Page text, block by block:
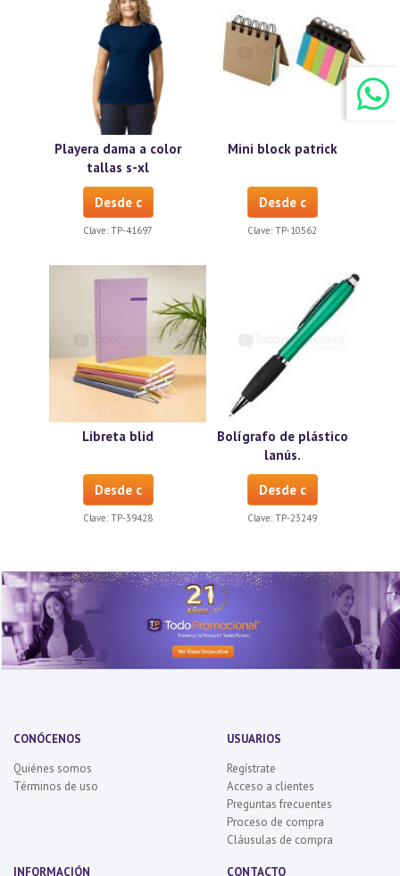
Playera dama a color
tallas s-xl
Desde c
Clave: TP-41697
Mini block patrick
Desde c
Clave: TP-10562
Libreta blid
Desde c
Clave: TP-39428
Bolígrafo de plástico
lanús.
Desde c
Clave: TP-23249
CONÓCENOS
Quiénes somos
Términos de uso
USUARIOS
Regístrate
Acceso a clientes
Preguntas frecuentes
Proceso de compra
Cláusulas de compra
INFORMACIÓN CONTACTO